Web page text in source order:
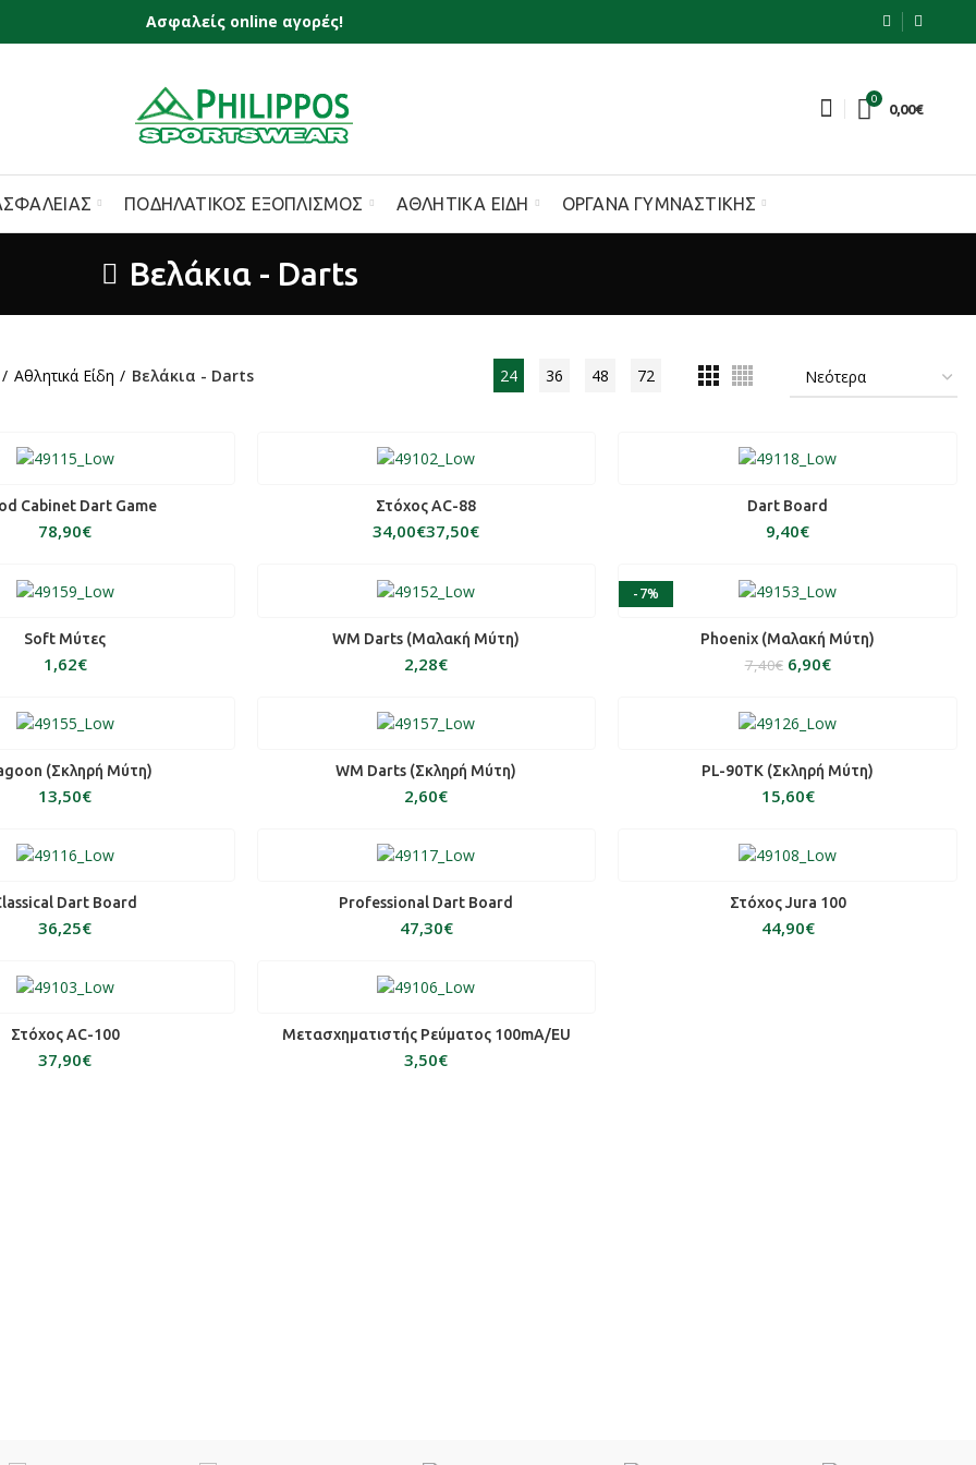
Ασφαλείς online αγορές!
0
0,00€
ΠΟΔΗΛΑΤΙΚΌΣ ΕΞΟΠΛΙΣΜΌΣ ΑΘΛΗΤΙΚΆ ΕΊΔΗ ΌΡΓΑΝΑ ΓΥΜΝΑΣΤΙΚΉΣ
Βελάκια - Darts
Αθλητικά Είδη Βελάκια - Darts 24 36 48 72
ΕΠΙΛΟΓΉ
Cabinet Dart Game
€
ΕΠΙΛΟΓΉ
Στόχος AC-88
€ €
ΠΡΟΣΘΉΚΗ ΣΤΟ ΚΑΛΆΘΙ
Dart Board
€
ΣΤΟ ΚΑΛΆΘΙ
Soft Μύτες
€
ΠΡΟΣΘΉΚΗ ΣΤΟ ΚΑΛΆΘΙ
WM Darts (Μαλακή Μύτη)
€
-7%
ΠΡΟΣΘΉΚΗ ΣΤΟ ΚΑΛΆΘΙ
Phoenix (Μαλακή Μύτη)
7,40€ 6,90€
ΣΤΟ ΚΑΛΆΘΙ
(Σκληρή Μύτη)
€
ΠΡΟΣΘΉΚΗ ΣΤΟ ΚΑΛΆΘΙ
WM Darts (Σκληρή Μύτη)
€
ΠΡΟΣΘΉΚΗ ΣΤΟ ΚΑΛΆΘΙ
PL-90TK (Σκληρή Μύτη)
€
ΣΤΟ ΚΑΛΆΘΙ
Dart Board
€
ΠΡΟΣΘΉΚΗ ΣΤΟ ΚΑΛΆΘΙ
Professional Dart Board
€
ΠΡΟΣΘΉΚΗ ΣΤΟ ΚΑΛΆΘΙ
Στόχος Jura 100
€
ΣΤΟ ΚΑΛΆΘΙ
Στόχος AC-100
€
ΠΡΟΣΘΉΚΗ ΣΤΟ ΚΑΛΆΘΙ
Μετασχηματιστής Ρεύματος 100mA/EU
€